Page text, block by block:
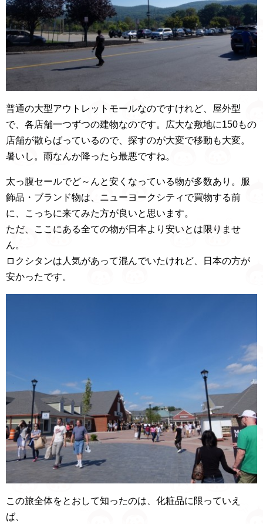
普通の大型アウトレットモールなのですけれど、屋外型
で、各店舗一つずつの建物なのです。広大な敷地に150もの
店舗が散らばっているので、探すのが大変で移動も大変。
暑いし。雨なんか降ったら最悪ですね。
太っ腹セールでど～んと安くなっている物が多数あり。服
飾品・ブランド物は、ニューヨークシティで買物する前
に、こっちに来てみた方が良いと思います。
ただ、ここにある全ての物が日本より安いとは限りませ
ん。
ロクシタンは人気があって混んでいたけれど、日本の方が
安かったです。
この旅全体をとおして知ったのは、化粧品に限っていえ
ば、